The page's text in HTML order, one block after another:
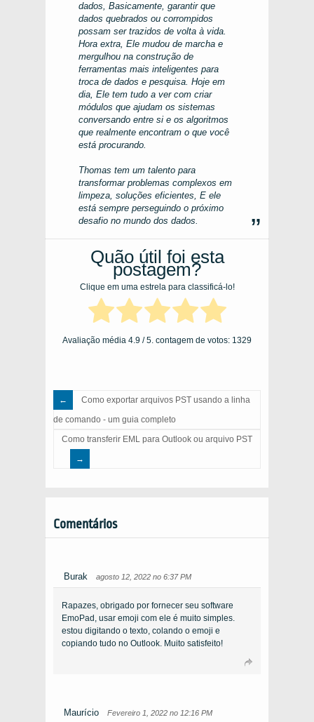
dados, Basicamente, garantir que
dados quebrados ou corrompidos
possam ser trazidos de volta à vida.
Hora extra, Ele mudou de marcha e
mergulhou na construção de
ferramentas mais inteligentes para
troca de dados e pesquisa. Hoje em
dia, Ele tem tudo a ver com criar
módulos que ajudam os sistemas
conversando entre si e os algoritmos
que realmente encontram o que você
está procurando.
Thomas tem um talento para
transformar problemas complexos em
limpeza, soluções eficientes, E ele
está sempre perseguindo o próximo
desafio no mundo dos dados.
Quão útil foi esta
postagem?
Clique em uma estrela para classificá-lo!
Avaliação média 4.9 / 5. contagem de votos: 1329
Como exportar arquivos PST usando a linha
de comando - um guia completo
Como transferir EML para Outlook ou arquivo PST
Comentários
Burak agosto 12, 2022 no 6:37 PM
Rapazes, obrigado por fornecer seu software
EmoPad, usar emoji com ele é muito simples.
estou digitando o texto, colando o emoji e
copiando tudo no Outlook. Muito satisfeito!
Maurício Fevereiro 1, 2022 no 12:16 PM